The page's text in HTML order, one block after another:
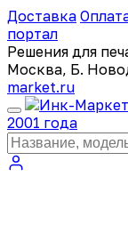
Доставка
портал
Решения для
Москва, Б.
market.ru
2001 года